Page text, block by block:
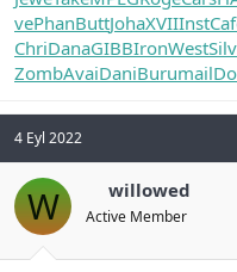
vePhanButtJohaXVIIInst
ChriDanaGIBBIronWestSilv
ZombAvaiDaniBurumail
4 Eyl 2022
W willowed
Active Member